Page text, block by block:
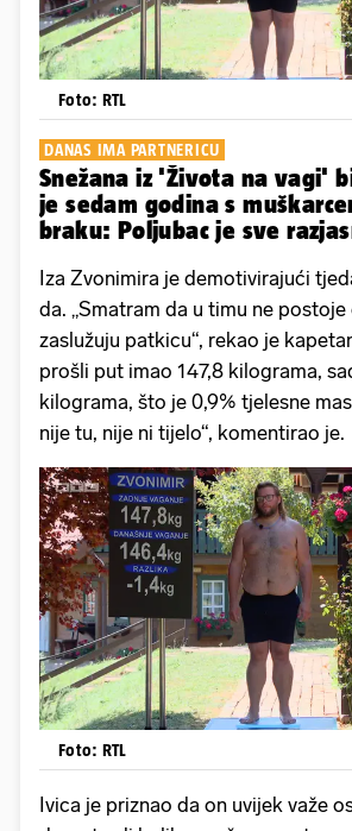
Foto: RTL
DANAS IMA PARTNERICU
Snežana iz 'Života na vagi'
je sedam godina s
braku: Poljubac je sve
Iza Zvonimira je demotivirajući
da. „Smatram da u timu ne
zaslužuju patkicu“, rekao je
prošli put imao 147,8 kilograma,
kilograma, što je 0,9% tjelesne
nije tu, nije ni tijelo“, komentirao je.
Foto: RTL
Ivica je priznao da on uvijek važe